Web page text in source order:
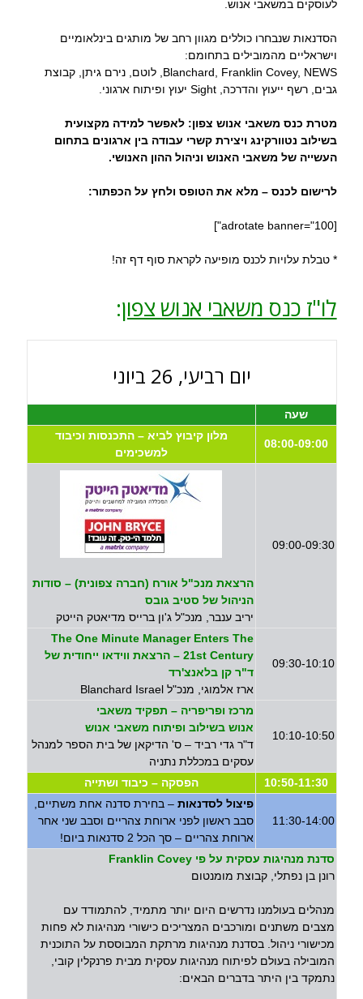
לעוסקים במשאבי אנוש.
הסדנאות שנבחרו כוללים מגוון רחב של מותגים בינלאומיים
וישראליים מהמובילים בתחומם:
Blanchard, Franklin Covey, NEWS, לוטם, נירם גיתן, קבוצת
גבים, רשף ייעוץ והדרכה, Sight יעוץ ופיתוח ארגוני.
מטרת כנס משאבי אנוש צפון: לאפשר למידה מקצועית
בשילוב נטוורקינג ויצירת קשרי עבודה בין ארגונים בתחום
העשייה של משאבי האנוש וניהול ההון האנושי.
לרישום לכנס – מלא את הטופס ולחץ על הכפתור:
[adrotate banner="100"]
* טבלת עלויות לכנס מופיעה לקראת סוף דף זה!
לו"ז כנס משאבי אנוש צפון:
יום רביעי, 26 ביוני
שעה
08:00-09:00
מלון קיבוץ לביא – התכנסות וכיבוד
למשכימים
09:00-09:30
הרצאת מנכ"ל אורח (חברה צפונית) – סודות
הניהול של סטיב גובס
יריב ענבר, מנכ"ל ג'ון ברייס מדיאטק הייטק
09:30-10:10
The One Minute Manager Enters The
21st Century – הרצאת ווידאו ייחודית של
ד"ר קן בלאנצ'רד
ארז אלמוגי, מנכ"ל Blanchard Israel
10:10-10:50
מרכז ופריפריה – תפקיד משאבי
אנוש בשילוב ופיתוח משאבי אנוש
ד"ר גדי רביד – ס' הדיקאן של בית הספר למנהל
עסקים במכללת נתניה
10:50-11:30
הפסקה – כיבוד ושתייה
11:30-14:00
פיצול לסדנאות – בחירת סדנה אחת משתיים,
סבב ראשון לפני ארוחת צהריים וסבב שני אחר
ארוחת צהריים – סך הכל 2 סדנאות ביום!
סדנת מנהיגות עסקית על פי Franklin Covey
רונן בן נפתלי, קבוצת מומנטום
מנהלים בעולמנו נדרשים היום יותר מתמיד, להתמודד עם
מצבים משתנים ומורכבים המצריכים כישורי מנהיגות לא פחות
מכישורי ניהול. בסדנת מנהיגות מרתקת המבוססת על התוכנית
המובילה בעולם לפיתוח מנהיגות עסקית מבית פרנקלין קובי,
נתמקד בין היתר בדברים הבאים: